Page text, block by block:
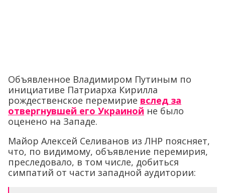
Объявленное Владимиром Путиным по
инициативе Патриарха Кирилла
рождественское перемирие вслед за
отвергнувшей его Украиной не было
оценено на Западе.
Майор Алексей Селиванов из ЛНР поясняет,
что, по видимому, объявление перемирия,
преследовало, в том числе, добиться
симпатий от части западной аудитории: